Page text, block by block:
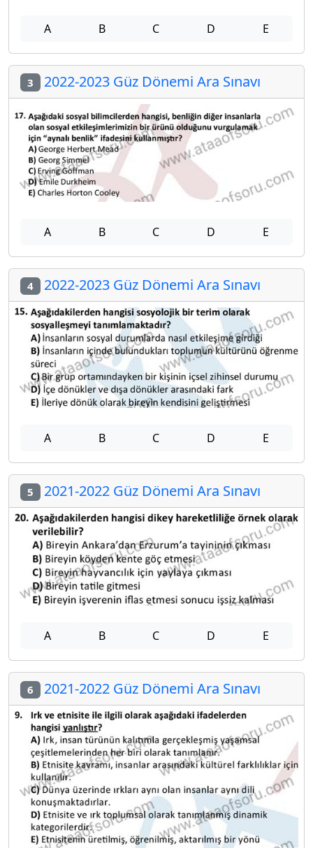
A B C D E
3 2022-2023 Güz Dönemi Ara Sınavı
A B C D E
4 2022-2023 Güz Dönemi Ara Sınavı
A B C D E
5 2021-2022 Güz Dönemi Ara Sınavı
A B C D E
6 2021-2022 Güz Dönemi Ara Sınavı